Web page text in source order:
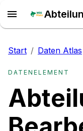
Start / Daten Atlas
DATENELEMENT